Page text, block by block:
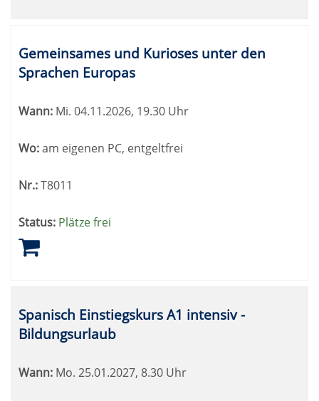
Gemeinsames und Kurioses unter den
Sprachen Europas
Wann: Mi. 04.11.2026, 19.30 Uhr
Wo:am eigenen PC, entgeltfrei
Nr.:T8011
Status: Plätze frei
Spanisch Einstiegskurs A1 intensiv -
Bildungsurlaub
Wann: Mo. 25.01.2027, 8.30 Uhr